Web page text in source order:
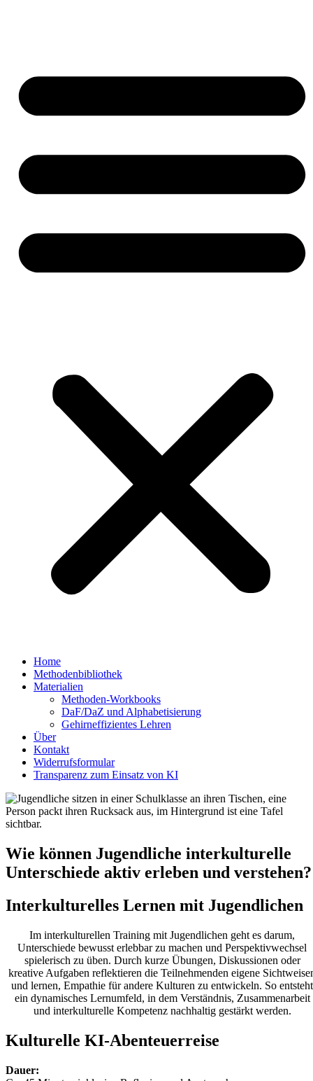
Home
Methodenbibliothek
Materialien
Methoden-Workbooks
DaF/DaZ und Alphabetisierung
Gehirneffizientes Lehren
Über
Kontakt
Widerrufsformular
Transparenz zum Einsatz von KI
Wie können Jugendliche interkulturelle
Unterschiede aktiv erleben und verstehen?
Interkulturelles Lernen mit Jugendlichen​
Im interkulturellen Training mit Jugendlichen geht es darum,
Unterschiede bewusst erlebbar zu machen und Perspektivwechsel
spielerisch zu üben. Durch kurze Übungen, Diskussionen oder
kreative Aufgaben reflektieren die Teilnehmenden eigene
und lernen, Empathie für andere Kulturen zu entwickeln. So entsteht
ein dynamisches Lernumfeld, in dem Verständnis, Zusammenarbeit
und interkulturelle Kompetenz nachhaltig gestärkt werden.
Kulturelle KI-Abenteuerreise
Dauer: